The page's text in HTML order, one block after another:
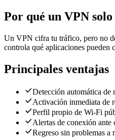
Por qué un VPN
Un VPN cifra tu tráfico, pero no
controla qué aplicaciones
Principales ventajas
Detección automática de
Activación inmediata de
Perfil propio de Wi-Fi
Alertas de conexión ante
Regreso sin problemas a